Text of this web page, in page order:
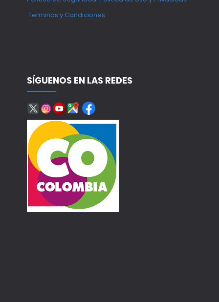
Terminos y Condiciones
SÍGUENOS EN LAS REDES